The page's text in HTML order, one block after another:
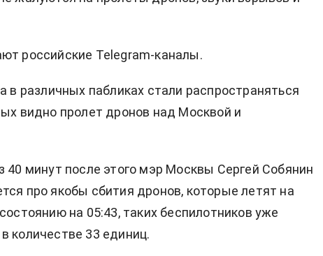
российские Telegram-каналы.
в различных пабликах стали распространяться
видно пролет дронов над Москвой и
40 минут после этого мэр Москвы Сергей Собянин
про якобы сбития дронов, которые летят на
на 05:43, таких беспилотников уже
количестве 33 единиц.